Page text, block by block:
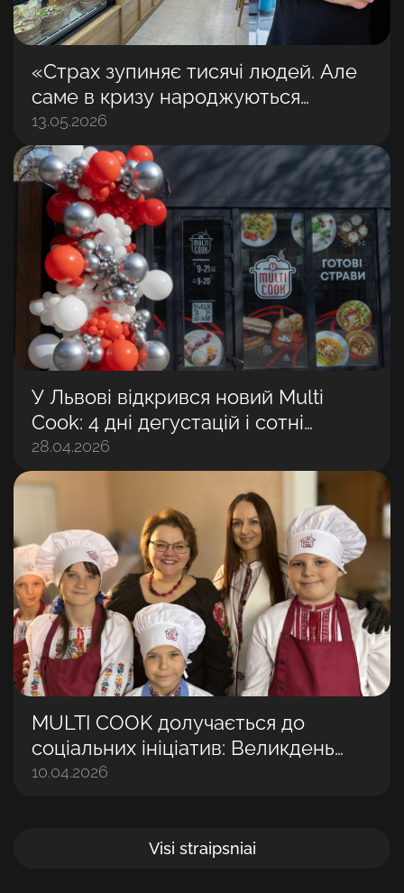
«Страх зупиняє тисячі людей. Але
саме в кризу народжуються
найбільші бізнеси»: Володимир
Матвійчук
13.05.2026
У Львові відкрився новий Multi
Cook: 4 дні дегустацій і сотні
задоволених гостей
28.04.2026
MULTI COOK долучається до
соціальних ініціатив: Великдень
разом із дітьми
10.04.2026
Visi straipsniai